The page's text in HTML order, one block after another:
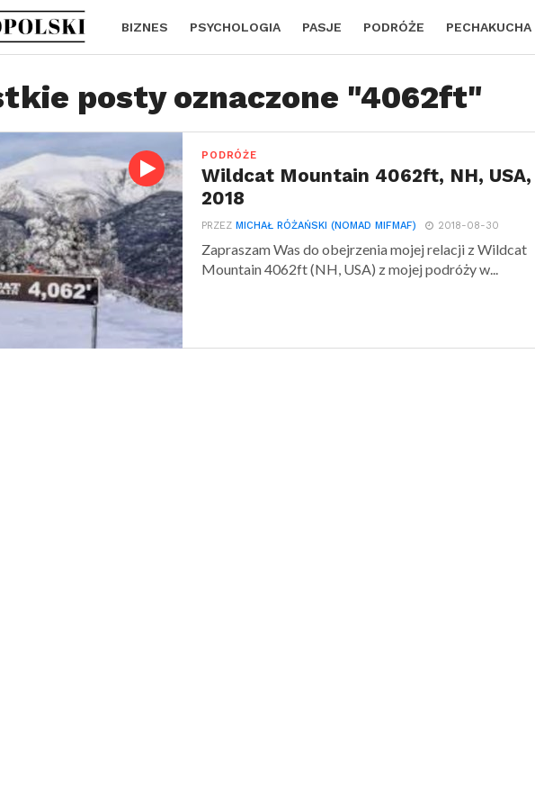
BIZNES PSYCHOLOGIA PASJE PODRÓŻE PECHAKUCHA
posty oznaczone "4062ft"
PODRÓŻE
Wildcat Mountain 4062ft, NH, USA,
2018
PRZEZMICHAŁ RÓŻAŃSKI (NOMAD MIFMAF) 2018-08-30
Zapraszam Was do obejrzenia mojej relacji z Wildcat
Mountain 4062ft (NH, USA) z mojej podróży w...